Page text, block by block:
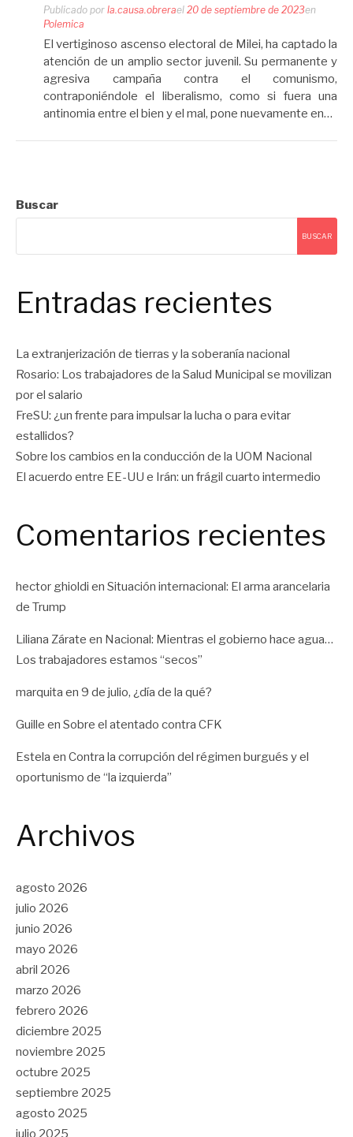
Publicado por la.causa.obrerael 20 de septiembre de 2023en
Polemica
El vertiginoso ascenso electoral de Milei, ha captado la
atención de un amplio sector juvenil. Su permanente y
agresiva campaña contra el comunismo,
contraponiéndole el liberalismo, como si fuera una
antinomia entre el bien y el mal, pone nuevamente en…
Buscar
BUSCAR
Entradas recientes
La extranjerización de tierras y la soberanía nacional
Rosario: Los trabajadores de la Salud Municipal se movilizan
por el salario
FreSU: ¿un frente para impulsar la lucha o para evitar
estallidos?
Sobre los cambios en la conducción de la UOM Nacional
El acuerdo entre EE-UU e Irán: un frágil cuarto intermedio
Comentarios recientes
hector ghioldi en Situación internacional: El arma arancelaria
de Trump
Liliana Zárate en Nacional: Mientras el gobierno hace agua…
Los trabajadores estamos “secos”
marquita en 9 de julio, ¿día de la qué?
Guille en Sobre el atentado contra CFK
Estela en Contra la corrupción del régimen burgués y el
oportunismo de “la izquierda”
Archivos
agosto 2026
julio 2026
junio 2026
mayo 2026
abril 2026
marzo 2026
febrero 2026
diciembre 2025
noviembre 2025
octubre 2025
septiembre 2025
agosto 2025
julio 2025